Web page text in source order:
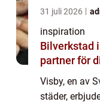
31 juli 2026
inspiration
Bilverkstad i
partner för
Visby, en av
städer,